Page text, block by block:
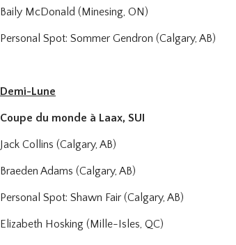
Baily McDonald (Minesing, ON)
Personal Spot: Sommer Gendron (Calgary, AB)
Demi-Lune
Coupe du monde à Laax, SUI
Jack Collins (Calgary, AB)
Braeden Adams (Calgary, AB)
Personal Spot: Shawn Fair (Calgary, AB)
Elizabeth Hosking (Mille-Isles, QC)